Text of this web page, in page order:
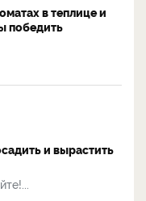
в теплице и
победить
и вырастить